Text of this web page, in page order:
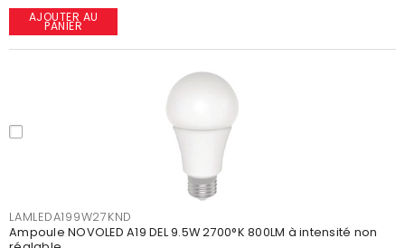
AJOUTER AU
PANIER
LAMLEDA199W27KND
Ampoule NOVOLED A19 DEL 9.5W 2700°K 800LM à intensité non